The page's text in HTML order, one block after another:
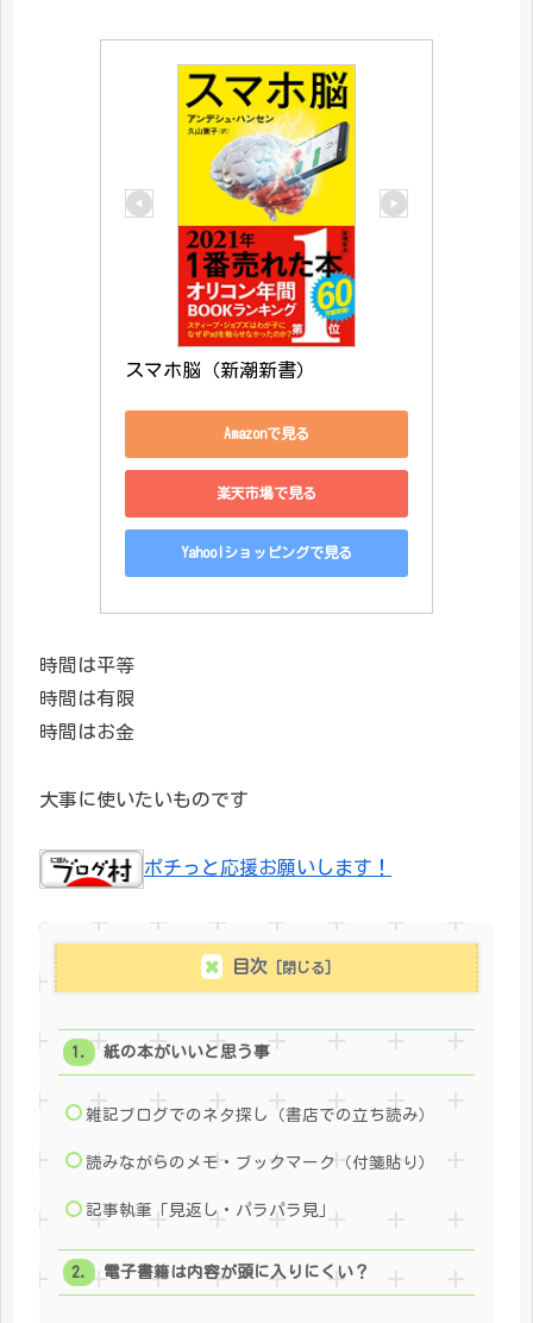
スマホ脳（新潮新書）
Amazonで見る
楽天市場で見る
Yahoo!ショッピングで見る
時間は平等
時間は有限
時間はお金
大事に使いたいものです
ポチっと応援お願いします！
目次
紙の本がいいと思う事
雑記ブログでのネタ探し（書店での立ち読み）
読みながらのメモ・ブックマーク（付箋貼り）
記事執筆「見返し・パラパラ見」
電子書籍は内容が頭に入りにくい？